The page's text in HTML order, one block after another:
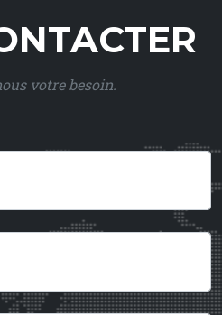
votre besoin.